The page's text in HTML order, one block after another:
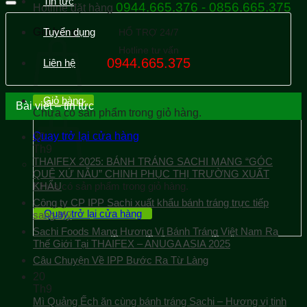
Hotline đặt hàng 0944.665.376 - 0856.665.375
Giỏ hàng
Chưa có sản phẩm trong giỏ hàng.
Quay trở lại cửa hàng
Tuyển dụng
Liên hệ
Giỏ hàng
Chưa có sản phẩm trong giỏ hàng.
Quay trở lại cửa hàng
HỔ TRỢ 24/7
Hotline tư vấn
0944.665.375
Bài viết – tin tức
30
Th9
THAIFEX 2025: BÁNH TRÁNG SACHI MANG “GÓC
QUÊ XỨ NẪU” CHINH PHỤC THỊ TRƯỜNG XUẤT
KHẨU
Công ty CP IPP Sachi xuất khẩu bánh tráng trực tiếp
sang Mỹ
Sachi Foods Mang Hương Vị Bánh Tráng Việt Nam Ra
Thế Giới Tại THAIFEX – ANUGA ASIA 2025
Câu Chuyện Về IPP Bước Ra Từ Làng
20
Th9
Mì Quảng Ếch ăn cùng bánh tráng Sachi – Hương vị tinh